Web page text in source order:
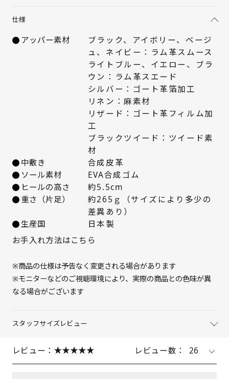
22.5cm
23cm ○ 在庫あり
○ 在庫あり
○ 在庫あり
○ 在庫あり
△ 残りわずか
仕様
アッパー素材
ブラック、アイボリー、ベージ
ュ、ネイビー：ラム革スムース
ライトブルー、イエロー、ブラ
ウン：ラム革スエード
シルバー：ゴート革箔加工
リネン：麻素材
リザード：ゴート革フィルム加
工
ブラックツイード：ツイード素
材
中敷き
合成皮革
ソール素材
EVA合成ゴム
ヒールの高さ
約5.5cm
重さ（片足）
約265ｇ（サイズにより多少の
差異あり）
生産国
日本製
お手入れ方法はこちら
※商品の仕様は予告なく変更される場合があります
※モニターなどのご視聴環境により、実際の商品との色味が異
なる場合がございます
スタッフサイズレビュー
レビュー： レビュー数： 26